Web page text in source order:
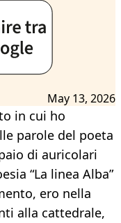
May 13, 2026
in cui ho
parole del poeta
di auricolari
“La linea Alba”
ero nella
alla cattedrale,